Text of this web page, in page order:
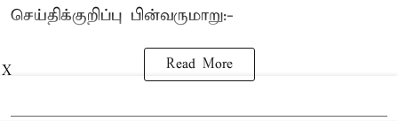
செய்திக்குறிப்பு பின்வருமாறு:-
Read More
X